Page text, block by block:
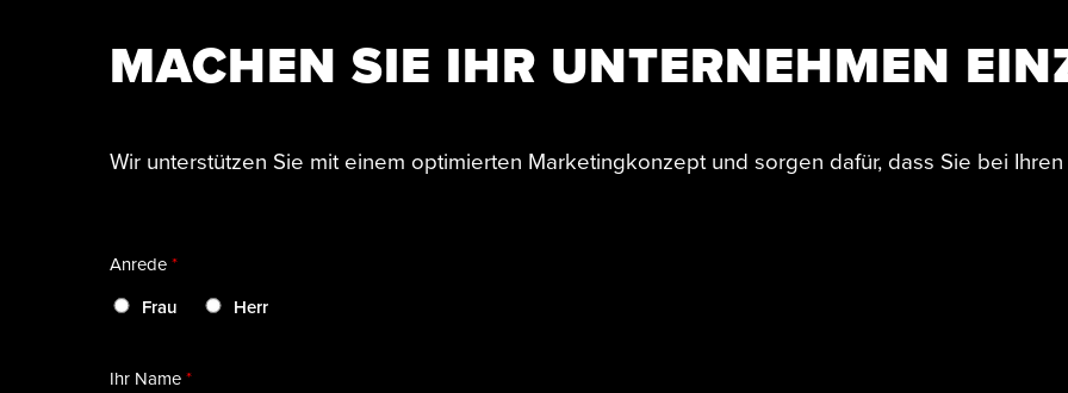
MACHEN SIE IHR UNTERNEHMEN
Wir unterstützen Sie mit einem optimierten Marketingkonzept und sorgen dafür, dass Sie bei
Anrede*
Frau Herr
Ihr Name*